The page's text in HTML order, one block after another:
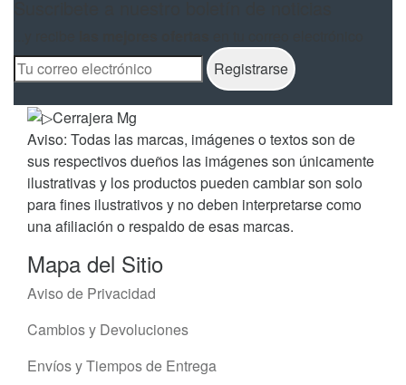
Aviso: Todas las marcas, imágenes o textos son de
sus respectivos dueños las imágenes son únicamente
ilustrativas y los productos pueden cambiar son solo
para fines ilustrativos y no deben interpretarse como
una afiliación o respaldo de esas marcas.
Mapa del Sitio
Aviso de Privacidad
Cambios y Devoluciones
Envíos y Tiempos de Entrega